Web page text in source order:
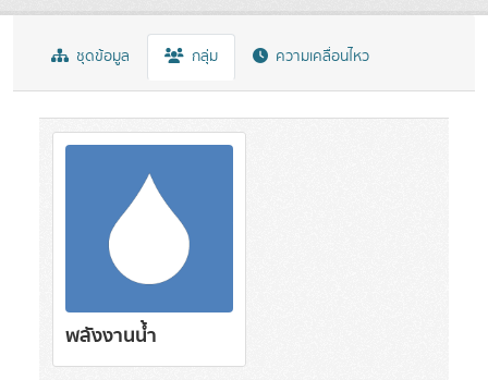
ชุดข้อมูล กลุ่ม ความเคลื่อนไหว
พลังงานน้ำ